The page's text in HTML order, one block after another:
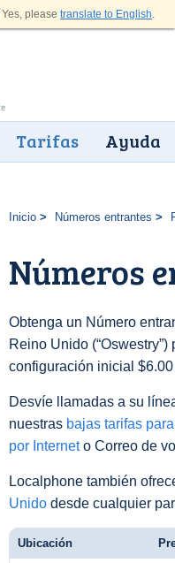
Yes, please translate to English.
Tarifas Ayuda
Inicio Números entrantes
Números
Obtenga un Número
Reino Unido
configuración inicial
Desvíe llamadas a su
nuestras bajas tarifas
por Interneto Correo de
Localphone también
Unido desde cualquier
Ubicación